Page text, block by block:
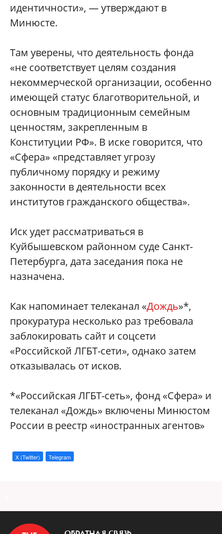
идентичности», — утверждают в
Минюсте.
Там уверены, что деятельность фонда
«не соответствует целям создания
некоммерческой организации, особенно
имеющей статус благотворительной, и
основным традиционным семейным
ценностям, закрепленным в
Конституции РФ». В иске говорится, что
«Сфера» «представляет угрозу
публичному порядку и режиму
законности в деятельности всех
институтов гражданского общества».
Иск удет рассматриваться в
Куйбышевском районном суде Санкт-
Петербурга, дата заседания пока не
назначена.
Как напоминает телеканал «Дождь»*,
прокуратура несколько раз требовала
заблокировать сайт и соцсети
«Российской ЛГБТ-сети», однако затем
отказывалась от исков.
*«Российская ЛГБТ-сеть», фонд «Сфера» и
телеканал «Дождь» включены Минюстом
России в реестр «иностранных агентов»
X (Twitter) Telegram